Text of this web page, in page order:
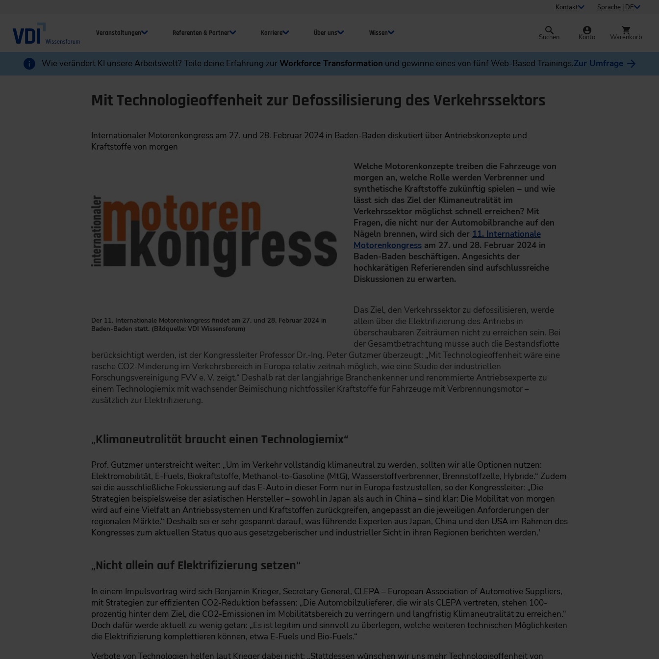
Kontakt Sprache | DE
Veranstaltungen Referenten & Partner Karriere Über uns Wissen Suchen Konto Warenkorb
Wie verändert KI unsere Arbeitswelt? Teile deine Erfahrung zurWorkforce Transformation und gewinne eines von fünf Web-Based Trainings.Zur Umfrage
Mit Technologieoffenheit zur Defossilisierung des Verkehrssektors
Internationaler Motorenkongress am 27. und 28. Februar 2024 in Baden-Baden diskutiert über Antriebskonzepte und
Kraftstoffe von morgen
Der 11. Internationale Motorenkongress findet am 27. und 28. Februar 2024 in
Baden-Baden statt. (Bildquelle: VDI Wissensforum)
Welche Motorenkonzepte treiben die Fahrzeuge von
morgen an, welche Rolle werden Verbrenner und
synthetische Kraftstoffe zukünftig spielen – und wie
lässt sich das Ziel der Klimaneutralität im
Verkehrssektor möglichst schnell erreichen? Mit
Fragen, die nicht nur der Automobilbranche auf den
Nägeln brennen, wird sich der 11. Internationale
Motorenkongressam 27. und 28. Februar 2024 in
Baden-Baden beschäftigen. Angesichts der
hochkarätigen Referierenden sind aufschlussreiche
Diskussionen zu erwarten.
Das Ziel, den Verkehrssektor zu defossilisieren, werde
allein über die Elektrifizierung des Antriebs in
überschaubaren Zeiträumen nicht zu erreichen sein. Bei
der Gesamtbetrachtung müsse auch die Bestandsflotte
berücksichtigt werden, ist der Kongressleiter Professor Dr.-Ing. Peter Gutzmer überzeugt: „Mit Technologieoffenheit wäre eine
rasche CO2-Minderung im Verkehrsbereich in Europa relativ zeitnah möglich, wie eine Studie der industriellen
Forschungsvereinigung FVV e. V. zeigt.“ Deshalb rät der langjährige Branchenkenner und renommierte Antriebsexperte zu
einem Technologiemix mit wachsender Beimischung nichtfossiler Kraftstoffe für Fahrzeuge mit Verbrennungsmotor –
zusätzlich zur Elektrifizierung.
„Klimaneutralität braucht einen Technologiemix“
Prof. Gutzmer unterstreicht weiter: „Um im Verkehr vollständig klimaneutral zu werden, sollten wir alle Optionen nutzen:
Elektromobilität, E-Fuels, Biokraftstoffe, Methanol-to-Gasoline (MtG), Wasserstoffverbrenner, Brennstoffzelle, Hybride.“ Zudem
sei die ausschließliche Fokussierung auf das E-Auto in dieser Form nur in Europa festzustellen, so der Kongressleiter: „Die
Strategien beispielsweise der asiatischen Hersteller – sowohl in Japan als auch in China – sind klar: Die Mobilität von morgen
wird auf eine Vielfalt an Antriebssystemen und Kraftstoffen zurückgreifen, angepasst an die jeweiligen Anforderungen der
regionalen Märkte.“ Deshalb sei er sehr gespannt darauf, was führende Experten aus Japan, China und den USA im Rahmen des
Kongresses zum aktuellen Status quo aus gesetzgeberischer und industrieller Sicht in ihren Regionen berichten werden.'
„Nicht allein auf Elektrifizierung setzen“
In einem Impulsvortrag wird sich Benjamin Krieger, Secretary General, CLEPA – European Association of Automotive Suppliers,
mit Strategien zur effizienten CO2-Reduktion befassen: „Die Automobilzulieferer, die wir als CLEPA vertreten, stehen 100-
prozentig hinter dem Ziel, die CO2-Emissionen im Mobilitätsbereich zu verringern und langfristig Klimaneutralität zu erreichen.“
Doch dafür werde aktuell zu wenig getan: „Es ist legitim und sinnvoll zu überlegen, welche weiteren technischen Möglichkeiten
die Elektrifizierung komplettieren können, etwa E-Fuels und Bio-Fuels.“
Verbote von Technologien helfen laut Krieger dabei nicht: „Stattdessen wünschen wir uns mehr Technologieoffenheit von